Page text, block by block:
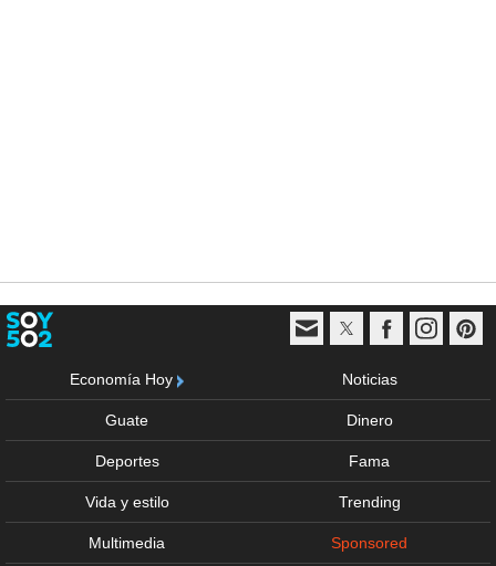
Economía Hoy Noticias
Guate Dinero
Deportes Fama
Vida y estilo Trending
Multimedia Sponsored